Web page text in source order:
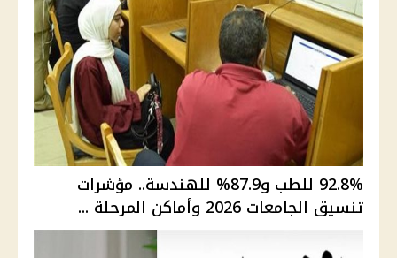
92.8% للطب و87.9% للهندسة.. مؤشرات
تنسيق الجامعات 2026 وأماكن المرحلة ...